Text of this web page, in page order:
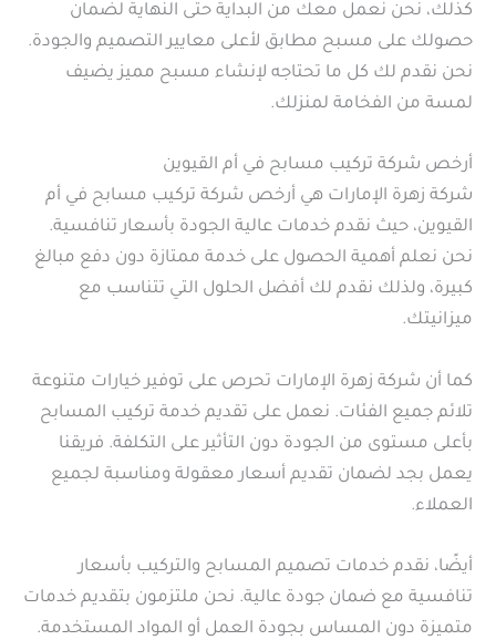
كذلك، نحن نعمل معك من البداية حتى النهاية لضمان
حصولك على مسبح مطابق لأعلى معايير التصميم والجودة.
نحن نقدم لك كل ما تحتاجه لإنشاء مسبح مميز يضيف
لمسة من الفخامة لمنزلك.
أرخص شركة تركيب مسابح في أم القيوين
شركة زهرة الإمارات هي أرخص شركة تركيب مسابح في أم
القيوين، حيث نقدم خدمات عالية الجودة بأسعار تنافسية.
نحن نعلم أهمية الحصول على خدمة ممتازة دون دفع مبالغ
كبيرة، ولذلك نقدم لك أفضل الحلول التي تتناسب مع
ميزانيتك.
كما أن شركة زهرة الإمارات تحرص على توفير خيارات متنوعة
تلائم جميع الفئات. نعمل على تقديم خدمة تركيب المسابح
بأعلى مستوى من الجودة دون التأثير على التكلفة. فريقنا
يعمل بجد لضمان تقديم أسعار معقولة ومناسبة لجميع
العملاء.
أيضًا، نقدم خدمات تصميم المسابح والتركيب بأسعار
تنافسية مع ضمان جودة عالية. نحن ملتزمون بتقديم خدمات
متميزة دون المساس بجودة العمل أو المواد المستخدمة.